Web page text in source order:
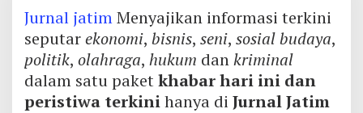
Jurnal jatimMenyajikan informasi terkini
seputarekonomi, bisnis, seni, sosial budaya,
politik, olahraga, hukum dankriminal
dalam satu paketkhabar hari ini dan
peristiwa terkinihanya di Jurnal Jatim